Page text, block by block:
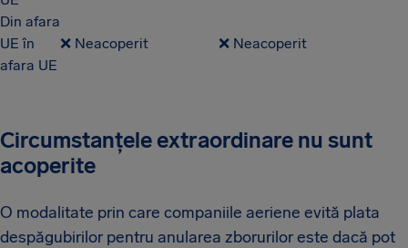
Din afara
UE în
afara UE
❌ Neacoperit ❌ Neacoperit
Circumstanțele extraordinare nu sunt
acoperite
O modalitate prin care companiile aeriene evită plata
despăgubirilor pentru anularea zborurilor este dacă pot